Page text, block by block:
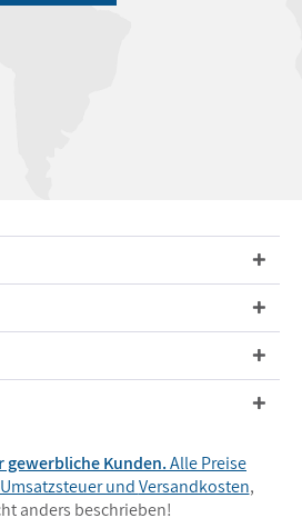
gewerbliche Kunden.Alle Preise
undVersandkosten,
anders beschrieben!